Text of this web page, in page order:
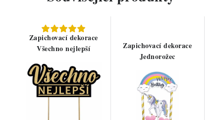
Zapichovací dekorace
Všechno nejlepší
Zapichovací dekorace
Jednorožec